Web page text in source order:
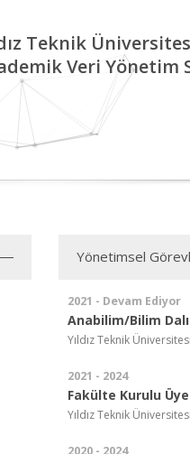
Teknik
Veri Yönetim
Yönetimsel
2021 - Devam Ediyor
Anabilim/Bilim Dalı
Yıldız Teknik
2021 - 2024
Fakülte Kurulu
Yıldız Teknik
2020 - 2024